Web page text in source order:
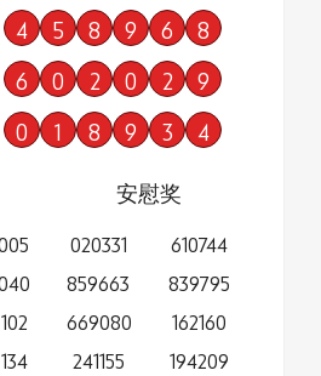
4 5 8 9 6 8
6 0 2 0 2 9
0 1 8 9 3 4
安慰奖
020331
859663
669080
241155
610744
839795
162160
194209